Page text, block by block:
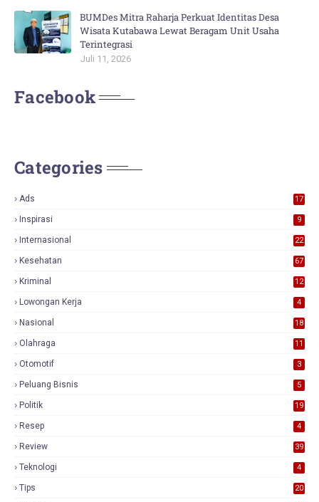
BUMDes Mitra Raharja Perkuat Identitas Desa
Wisata Kutabawa Lewat Beragam Unit Usaha
Terintegrasi
Juli 11, 2026
Facebook
Categories
Ads
17
Inspirasi 9
Internasional 22
Kesehatan 67
Kriminal 12
Lowongan Kerja 4
Nasional
18
Olahraga 11
Otomotif 3
Peluang Bisnis 5
Politik 19
Resep 4
Review
39
Teknologi 4
Tips 20